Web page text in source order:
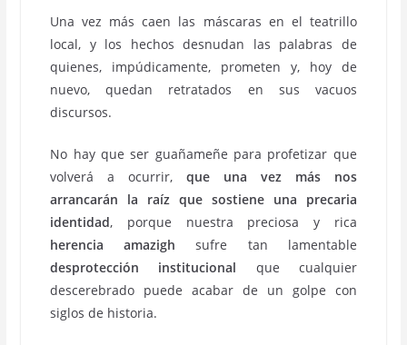
Una vez más caen las máscaras en el teatrillo
local, y los hechos desnudan las palabras de
quienes, impúdicamente, prometen y, hoy de
nuevo, quedan retratados en sus vacuos
discursos.
No hay que ser guañameñe para profetizar que
volverá a ocurrir,que una vez más nos
arrancarán la raíz que sostiene una precaria
identidad, porque nuestra preciosa y rica
herencia amazigh sufre tan lamentable
desprotección institucional que cualquier
descerebrado puede acabar de un golpe con
siglos de historia.